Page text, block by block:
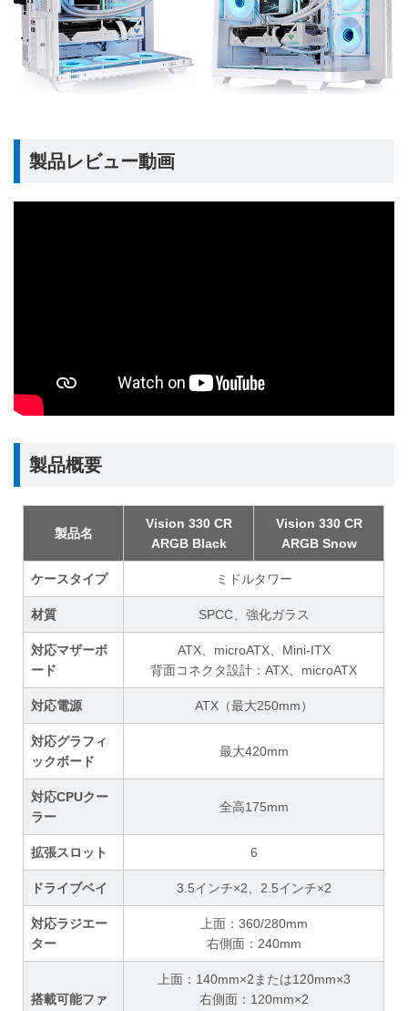
製品レビュー動画
製品概要
製品名
Vision 330 CR
ARGB Black
Vision 330 CR
ARGB Snow
ケースタイプ ミドルタワー
材質 SPCC、強化ガラス
対応マザーボ
ード
ATX、microATX、Mini-ITX
背面コネクタ設計：ATX、microATX
対応電源 ATX（最大250mm）
対応グラフィ
ックボード
最大420mm
対応CPUクー
ラー
全高175mm
拡張スロット 6
ドライブベイ 3.5インチ×2、2.5インチ×2
対応ラジエー
ター
上面：360/280mm
右側面：240mm
搭載可能ファ
上面：140mm×2または120mm×3
右側面：120mm×2